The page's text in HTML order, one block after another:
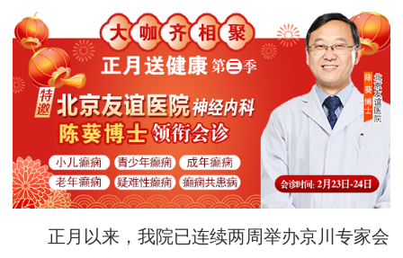
正月以来，我院已连续两周举办京川专家会